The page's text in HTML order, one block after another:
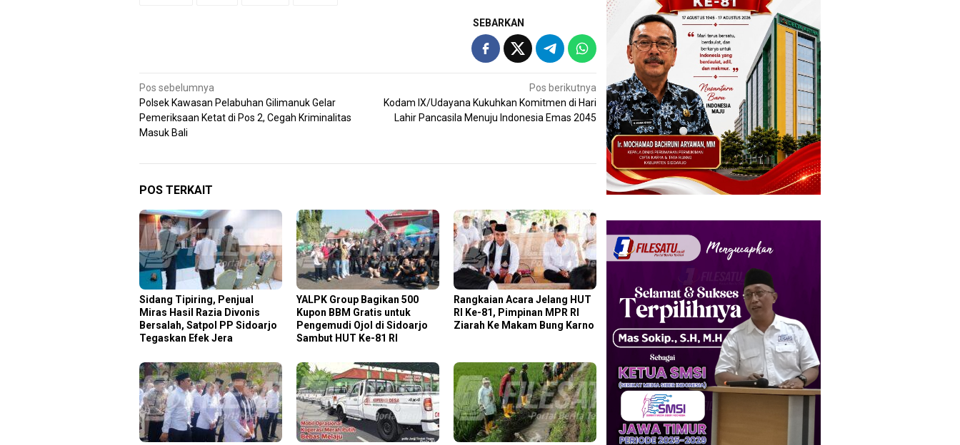
SEBARKAN
Navigasi
pos
Pos sebelumnya
Polsek Kawasan Pelabuhan Gilimanuk Gelar
Pemeriksaan Ketat di Pos 2, Cegah Kriminalitas
Masuk Bali
Pos berikutnya
Kodam IX/Udayana Kukuhkan Komitmen di Hari
Lahir Pancasila Menuju Indonesia Emas 2045
POS TERKAIT
Sidang Tipiring, Penjual
Miras Hasil Razia Divonis
Bersalah, Satpol PP Sidoarjo
Tegaskan Efek Jera
YALPK Group Bagikan 500
Kupon BBM Gratis untuk
Pengemudi Ojol di Sidoarjo
Sambut HUT Ke-81 RI
Rangkaian Acara Jelang HUT
RI Ke-81, Pimpinan MPR RI
Ziarah Ke Makam Bung Karno